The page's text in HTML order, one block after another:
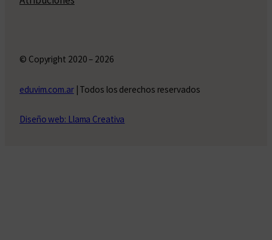
© Copyright 2020 – 2026
eduvim.com.ar| Todos los derechos reservados
Diseño web: Llama Creativa